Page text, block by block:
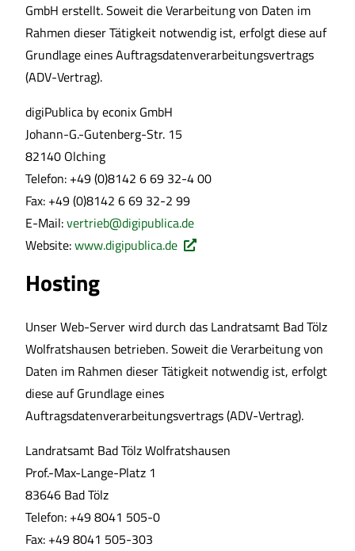
GmbH erstellt. Soweit die Verarbeitung von Daten im
Rahmen dieser Tätigkeit notwendig ist, erfolgt diese auf
Grundlage eines Auftragsdatenverarbeitungsvertrags
(ADV-Vertrag).
digiPublica by econix GmbH
Johann-G.-Gutenberg-Str. 15
82140 Olching
Telefon: +49 (0)8142 6 69 32-4 00
Fax: +49 (0)8142 6 69 32-2 99
E-Mail:vertrieb@digipublica.de
Website:www.digipublica.de
Hosting
Unser Web-Server wird durch das Landratsamt Bad Tölz
Wolfratshausen betrieben. Soweit die Verarbeitung von
Daten im Rahmen dieser Tätigkeit notwendig ist, erfolgt
diese auf Grundlage eines
Auftragsdatenverarbeitungsvertrags (ADV-Vertrag).
Landratsamt Bad Tölz Wolfratshausen
Prof.-Max-Lange-Platz 1
83646 Bad Tölz
Telefon: +49 8041 505-0
Fax: +49 8041 505-303